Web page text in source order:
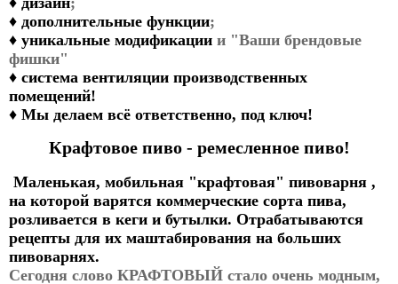
♦ дополнительные функции;
♦ уникальные модификации и "Ваши брендовые
фишки"
♦ система вентиляции производственных
помещений!
♦ Мы делаем всё ответственно, под ключ!
Крафтовое пиво - ремесленное пиво!
Маленькая, мобильная "крафтовая" пивоварня ,
на которой варятся коммерческие сорта пива,
розливается в кеги и бутылки. Отрабатываются
рецепты для их маштабирования на больших
пивоварнях.
Сегодня слово КРАФТОВЫЙ стало очень модным,